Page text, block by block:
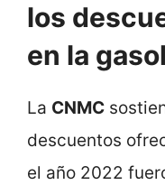
los
en la
La CNMC
descuentos
el año 2022